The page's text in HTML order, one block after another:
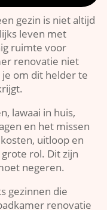
gezin is niet altijd
leven met
ruimte voor
renovatie niet
om dit helder te
lawaai in huis,
en het missen
uitloop en
rol.​ Dit zijn
negeren.​
gezinnen die
renovatie